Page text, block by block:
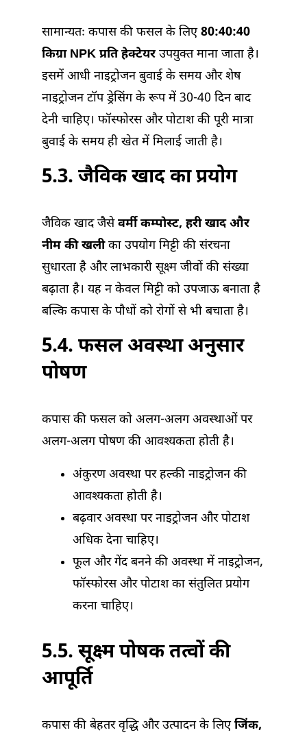
सामान्यतः कपास की फसल के लिए80:40:40
किग्रा NPK प्रति हेक्टेयरउपयुक्त माना जाता है।
इसमें आधी नाइट्रोजन बुवाई के समय और शेष
नाइट्रोजन टॉप ड्रेसिंग के रूप में 30-40 दिन बाद
देनी चाहिए। फॉस्फोरस और पोटाश की पूरी मात्रा
बुवाई के समय ही खेत में मिलाई जाती है।
5.3. जैविक खाद का प्रयोग
जैविक खाद जैसेवर्मी कम्पोस्ट, हरी खाद और
नीम की खलीका उपयोग मिट्टी की संरचना
सुधारता है और लाभकारी सूक्ष्म जीवों की संख्या
बढ़ाता है। यह न केवल मिट्टी को उपजाऊ बनाता है
बल्कि कपास के पौधों को रोगों से भी बचाता है।
5.4. फसल अवस्था अनुसार
पोषण
कपास की फसल को अलग-अलग अवस्थाओं पर
अलग-अलग पोषण की आवश्यकता होती है।
अंकुरण अवस्था पर हल्की नाइट्रोजन की
आवश्यकता होती है।
बढ़वार अवस्था पर नाइट्रोजन और पोटाश
अधिक देना चाहिए।
फूल और गेंद बनने की अवस्था में नाइट्रोजन,
फॉस्फोरस और पोटाश का संतुलित प्रयोग
करना चाहिए।
5.5. सूक्ष्म पोषक तत्वों की
आपूर्ति
कपास की बेहतर वृद्धि और उत्पादन के लिएजिंक,